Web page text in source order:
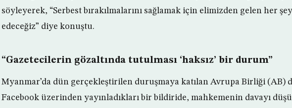
söyleyerek, “Serbest bırakılmalarını sağlamak için elimizden gelen her
edeceğiz” diye konuştu.
“Gazetecilerin gözaltında tutulması ‘haksız’ bir durum”
Myanmar’da dün gerçekleştirilen duruşmaya katılan Avrupa Birliği (AB)
Facebook üzerinden yayınladıkları bir bildiride, mahkemenin davayı